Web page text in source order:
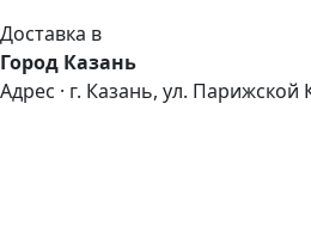
Доставка в
Город Казань
Адрес · г. Казань, ул.